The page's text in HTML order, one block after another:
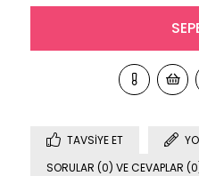
TAVSIYE ET
SORULAR (0) VE CEVAPLAR